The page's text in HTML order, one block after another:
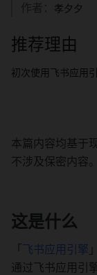
作者： 孝夕夕
推荐理由
初次使用飞书应用
本篇内容均基于
不涉及保密内容
这是什么
飞书应用引擎
通过飞书应用引